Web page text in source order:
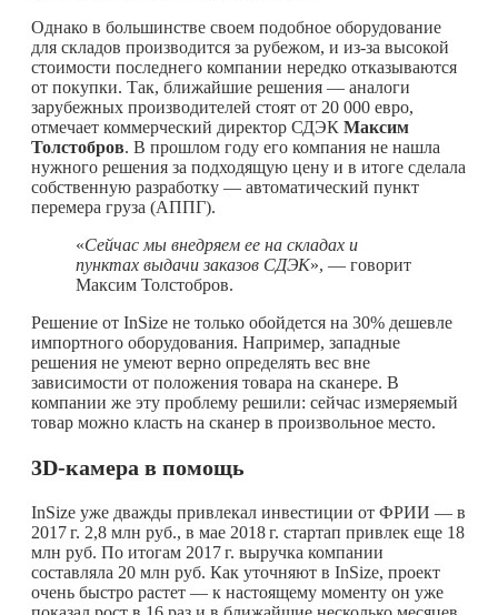
Однако в большинстве своем подобное оборудование
для складов производится за рубежом, и из-за высокой
стоимости последнего компании нередко отказываются
от покупки. Так, ближайшие решения — аналоги
зарубежных производителей стоят от 20 000 евро,
отмечает коммерческий директор СДЭК Максим
Толстобров. В прошлом году его компания не нашла
нужного решения за подходящую цену и в итоге сделала
собственную разработку — автоматический пункт
перемера груза (АППГ).
«Сейчас мы внедряем ее на складах и
пунктах выдачи заказов СДЭК», — говорит
Максим Толстобров.
Решение от InSize не только обойдется на 30% дешевле
импортного оборудования. Например, западные
решения не умеют верно определять вес вне
зависимости от положения товара на сканере. В
компании же эту проблему решили: сейчас измеряемый
товар можно класть на сканер в произвольное место.
3D-камера в помощь
InSize уже дважды привлекал инвестиции от ФРИИ — в
2017 г. 2,8 млн руб., в мае 2018 г. стартап привлек еще 18
млн руб. По итогам 2017 г. выручка компании
составляла 20 млн руб. Как уточняют в InSize, проект
очень быстро растет — к настоящему моменту он уже